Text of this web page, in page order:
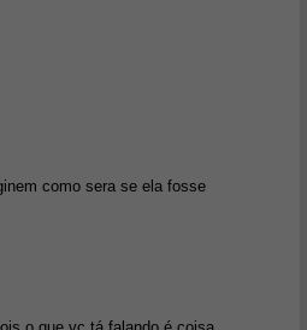
como sera se ela fosse